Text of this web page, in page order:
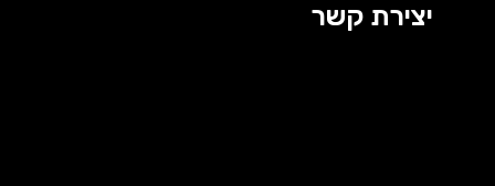
יצירת קשר